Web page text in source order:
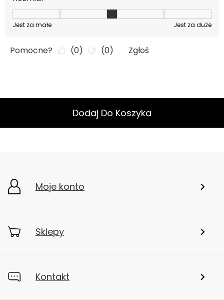
Dodaj Do Koszyka
Moje konto
Sklepy
Kontakt